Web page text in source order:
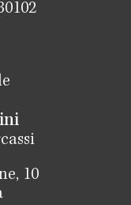
10